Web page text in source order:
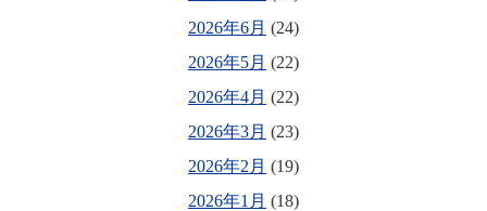
2026年6月 (24)
2026年5月 (22)
2026年4月 (22)
2026年3月 (23)
2026年2月 (19)
2026年1月 (18)